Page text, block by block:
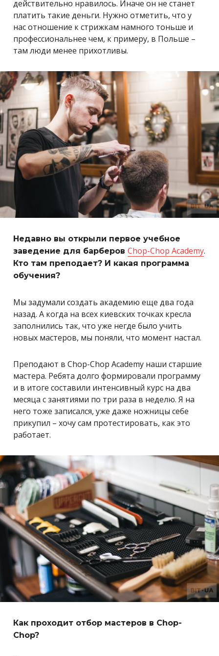
действительно нравилось. Иначе он не станет
платить такие деньги. Нужно отметить, что у
нас отношение к стрижкам намного тоньше и
профессиональнее чем, к примеру, в Польше –
там люди менее прихотливы.
Недавно вы открыли первое учебное
заведение для барберов Chop-Chop Academy.
Кто там преподает? И какая программа
обучения?
Мы задумали создать академию еще два года
назад. А когда на всех киевских точках кресла
заполнились так, что уже негде было учить
новых мастеров, мы поняли, что момент настал.
Преподают в Chop-Chop Academy наши старшие
мастера. Ребята долго формировали программу
и в итоге составили интенсивный курс на два
месяца с занятиями по три раза в неделю. Я на
него тоже записался, уже даже ножницы себе
прикупил – хочу сам протестировать, как это
работает.
Как проходит отбор мастеров в Chop-
Chop?